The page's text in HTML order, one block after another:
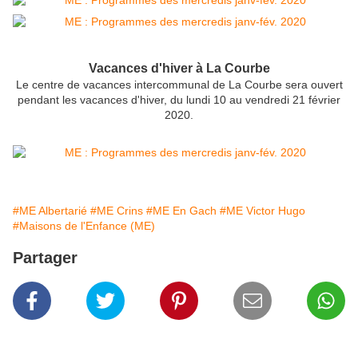
Vacances d'hiver à La Courbe
Le centre de vacances intercommunal de La Courbe sera ouvert
pendant les vacances d'hiver, du lundi 10 au vendredi 21 février
2020.
#ME Albertarié #ME Crins #ME En Gach #ME Victor Hugo
#Maisons de l'Enfance (ME)
Partager